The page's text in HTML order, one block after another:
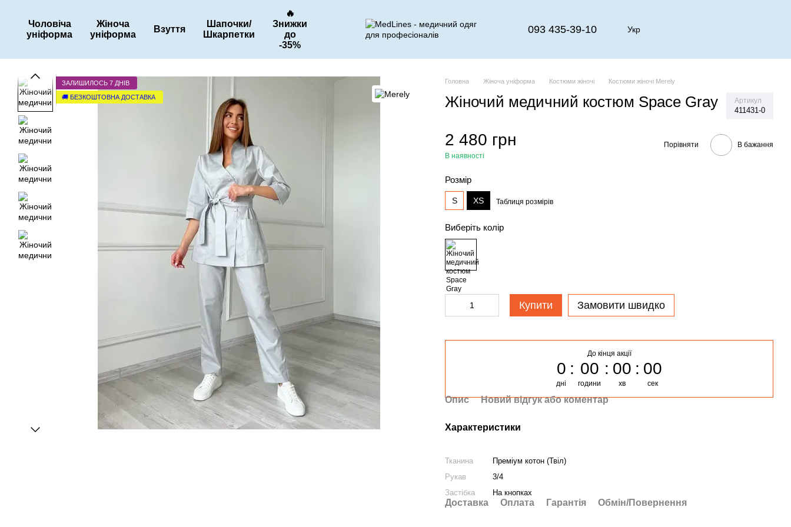
Чоловіча
уніформа
Жіноча
уніформа
Взуття
Шапочки/
Шкарпетки
🔥
Знижки
до
-35%
093 435-39-10 Укр
ЗАЛИШИЛОСЬ 7 ДНІВ
🚚 БЕЗКОШТОВНА ДОСТАВКА
Головна Жіноча уніформа Костюми жіночі Костюми жіночі Merely
Жіночий медичний костюм Space Gray Артикул
411431-0
2 480 грн
В наявності
Порівняти В бажання
Розмір
S XS Таблиця розмірів
Виберіть колір
Купити Замовити швидко
До кінця акції
0
дні
00
години
00
хв
00
сек
Опис Новий відгук або коментар
Характеристики
Тканина
Преміум котон (Твіл)
Рукав
3/4
Застібка
На кнопках
Доставка Оплата Гарантія Обмін/Повернення